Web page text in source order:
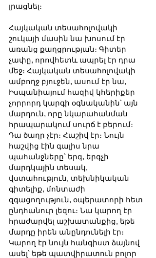
լրացնել։
Հայկական տեսահոլովակի
շուկայի մասին նա խոսում էր
առանց քաղցրության։ Գիտեր
չափը, որովհետև ապրել էր դրա
մեջ։ Հայկական տեսահոլովակի
ամբողջ բյուջեն, ասում էր նա,
Իսպանիայում հազիվ կհերիքեր
չորրորդ կարգի օգնականին՝ այն
մարդուն, որը նկարահանման
հրապարակում սուրճ է բերում։
Դա ծաղր չէր։ Հաշիվ էր։ Նույն
հաշվից էին գալիս նրա
պահանջները՝ երգ, երգչի
մարդկային տեսակ,
վստահություն, տեխնիկական
գիտելիք, մոնտաժի
զգացողություն, օպերատորի հետ
ընդհանուր լեզու։ Նա կարող էր
հրաժարվել աշխատանքից, եթե
մարդը իրեն անընդունելի էր։
Կարող էր նույն հանգիստ ձայնով
ասել՝ եթե պատվիրատուն բոլոր